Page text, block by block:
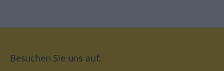
Besuchen Sie uns auf: